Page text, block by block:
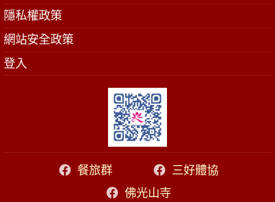
隱私權政策
網站安全政策
登入
餐旅群
三好體協
佛光山寺